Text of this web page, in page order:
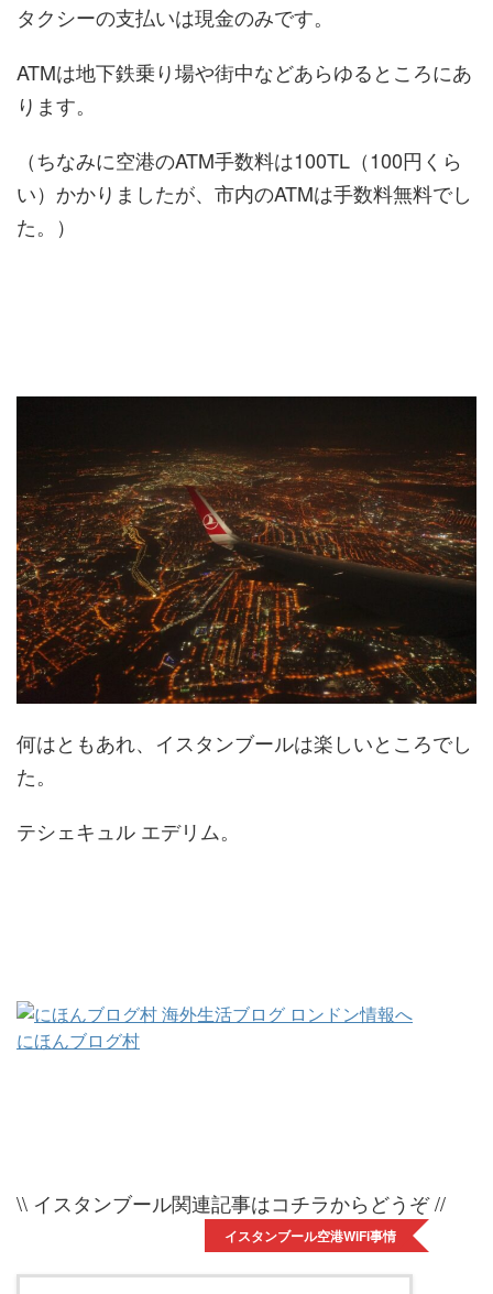
タクシーの支払いは現金のみです。
ATMは地下鉄乗り場や街中などあらゆるところにあ
ります。
（ちなみに空港のATM手数料は100TL（100円くら
い）かかりましたが、市内のATMは手数料無料でし
た。）
何はともあれ、イスタンブールは楽しいところでし
た。
テシェキュル エデリム。
にほんブログ村
\\ イスタンブール関連記事はコチラからどうぞ //
イスタンブール空港WiFi事情